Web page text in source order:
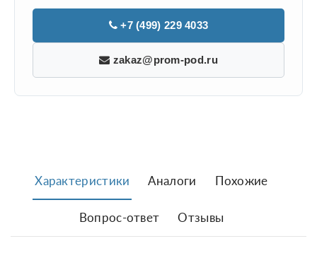
+7 (499) 229 4033
zakaz@prom-pod.ru
Характеристики Аналоги Похожие
Вопрос-ответ Отзывы